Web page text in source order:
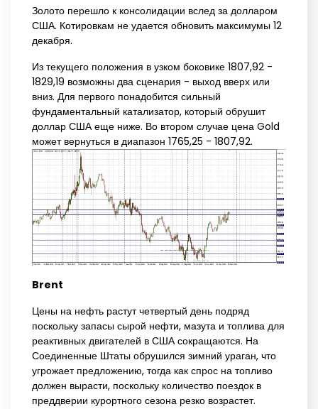
Золото перешло к консолидации вслед за долларом
США. Котировкам не удается обновить максимумы 12
декабря.
Из текущего положения в узком боковике 1807,92 -
1829,19 возможны два сценария - выход вверх или
вниз. Для первого понадобится сильный
фундаментальный катализатор, который обрушит
доллар США еще ниже. Во втором случае цена Gold
может вернуться в диапазон 1765,25 - 1807,92.
Brent
Цены на нефть растут четвертый день подряд
поскольку запасы сырой нефти, мазута и топлива для
реактивных двигателей в США сокращаются. На
Соединенные Штаты обрушился зимний ураган, что
угрожает предложению, тогда как спрос на топливо
должен вырасти, поскольку количество поездок в
преддверии курортного сезона резко возрастет.